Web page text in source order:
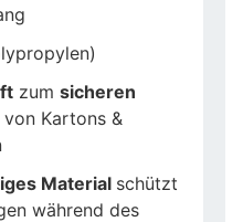
zum sicheren
von Kartons &
Material schützt
während des